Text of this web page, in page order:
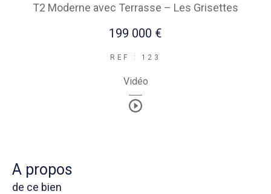
T2 Moderne avec Terrasse – Les Grisettes
199 000 €
REF : 123
Vidéo
a propos
de ce bien